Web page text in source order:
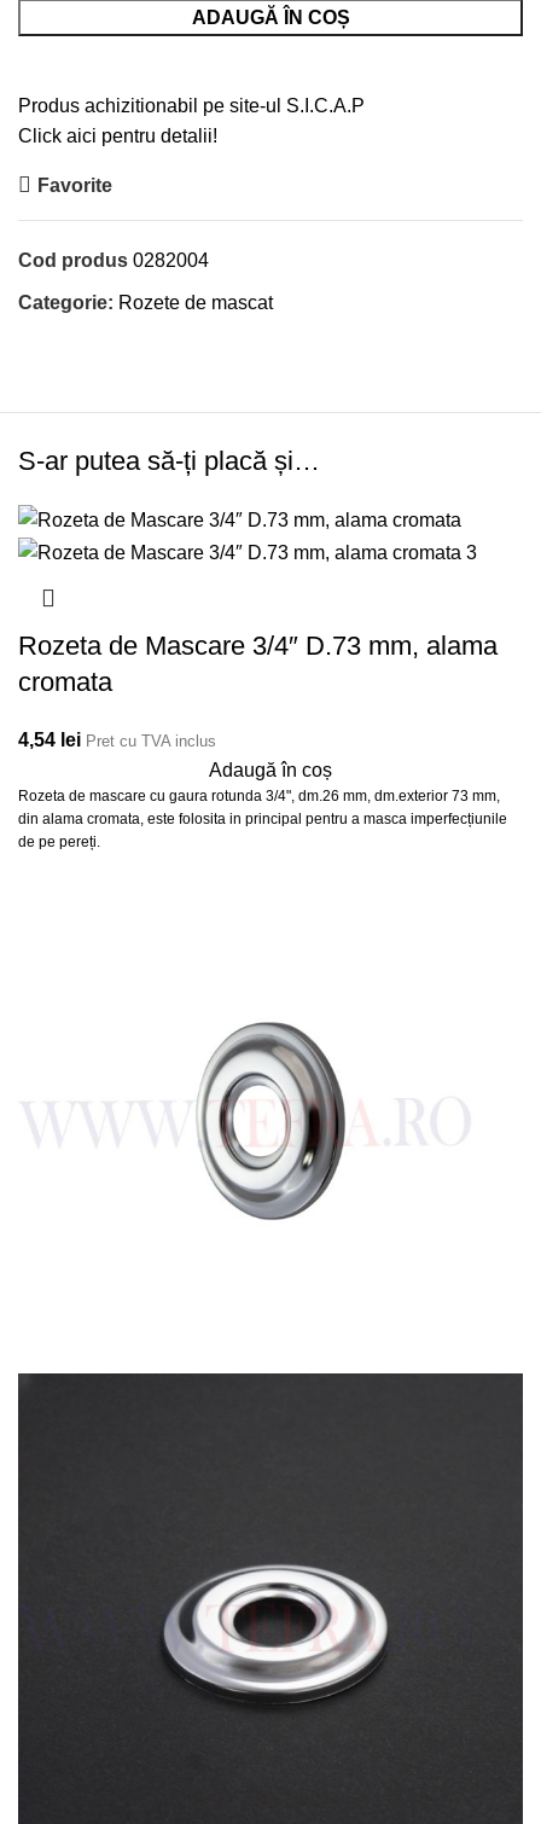
ADAUGĂ ÎN COȘ
Produs achizitionabil pe site-ul S.I.C.A.P
Click aici pentru detalii!
Favorite
Cod produs 0282004
Categorie: Rozete de mascat
S-ar putea să-ți placă și…
Rozeta de Mascare 3/4″ D.73 mm, alama
cromata
4,54 lei Pret cu TVA inclus
Adaugă în coș
Rozeta de mascare cu gaura rotunda 3/4", dm.26 mm, dm.exterior 73 mm,
din alama cromata, este folosita in principal pentru a masca imperfecțiunile
de pe pereți.